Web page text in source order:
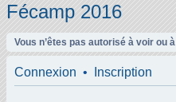
Fécamp 2016
Vous n’êtes pas autorisé à voir ou
Connexion • Inscription